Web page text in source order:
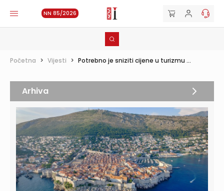
NN 85/2026
Početna > Vijesti > Potrebno je sniziti cijene u turizmu ...
Arhiva